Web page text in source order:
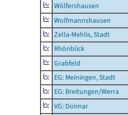
Wölfershausen
Wolfmannshausen
Zella-Mehlis, Stadt
Rhönblick
Grabfeld
EG: Meiningen, Stadt
EG: Breitungen/Werra
VG: Dolmar